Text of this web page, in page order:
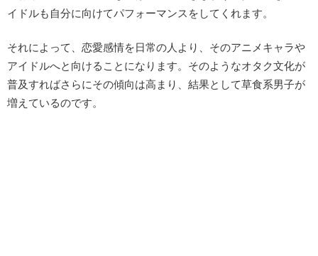
イドルも自分に向けてパフォーマンスをしてくれます。
それによって、恋愛感情を日常の人より、そのアニメキャラや
アイドルへと向けることになります。そのようなオタク文化が
普及すればさらにその傾向は高まり、結果として草食系男子が
増えているのです。